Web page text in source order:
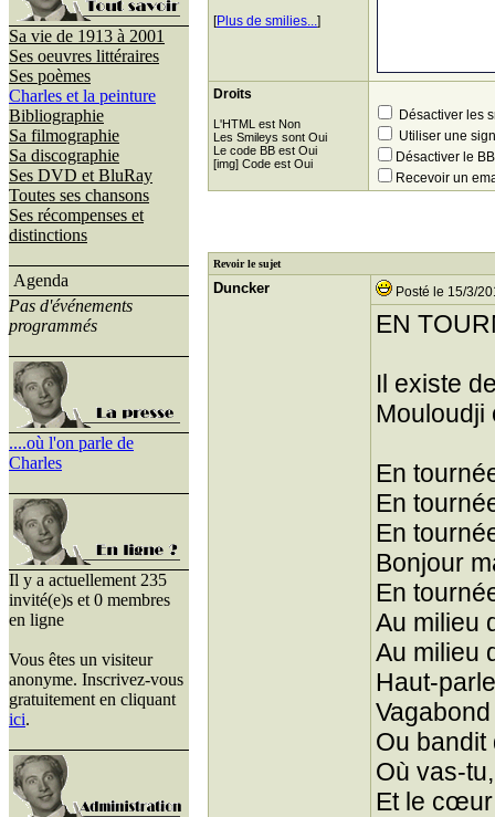
Sa vie de 1913 à 2001
Ses oeuvres littéraires
Ses poèmes
Charles et la peinture
Bibliographie
Sa filmographie
Sa discographie
Ses DVD et BluRay
Toutes ses chansons
Ses récompenses et
distinctions
Agenda
Pas d'événements
programmés
....où l'on parle de
Charles
Il y a actuellement 235
invité(e)s et 0 membres
en ligne
Vous êtes un visiteur
anonyme. Inscrivez-vous
gratuitement en cliquant
ici.
[Plus de smilies...]
Droits
L'HTML est Non
Les Smileys sont Oui
Le code BB est Oui
[img] Code est Oui
Désactiver les
Utiliser une
Désactiver le
Recevoir un
Revoir le sujet
Duncker Posté le 15/3/
EN
Il existe
Mouloudji
En
En
En
Bonjour
En
Au milieu
Au milieu
Haut-
Ou
Où vas-
Et le